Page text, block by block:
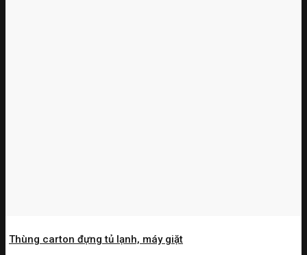
Thùng carton đựng tủ lạnh, máy giặt